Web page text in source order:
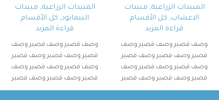
المبيدات الزراعية, مبيدات
الاعشاب, كل الأقسام
قراءة المزيد
وصف قصير وصف قصير وصف
قصير وصف قصير وصف قصير
وصف قصير وصف قصير وصف
قصير وصف قصير وصف قصير
وصف قصير وصف قصير
المبيدات الزراعية, مبيدات
النيماتود, كل الأقسام
قراءة المزيد
وصف قصير وصف قصير وصف
قصير وصف قصير وصف قصير
وصف قصير وصف قصير وصف
قصير وصف قصير وصف قصير
وصف قصير وصف قصير